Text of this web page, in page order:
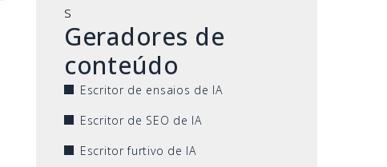
s
Geradores de
conteúdo
Escritor de ensaios de IA
Escritor de SEO de IA
Escritor furtivo de IA